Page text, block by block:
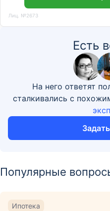
Лиц. №2673
Есть
На него ответят
сталкивались с
Популярные
Ипотека